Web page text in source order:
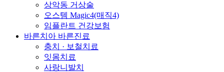
상악동 거상술
오스템 Magic4(매직4)
임플란트 건강보험
바른치아 바른진료
충치 · 보철치료
잇몸치료
사랑니발치